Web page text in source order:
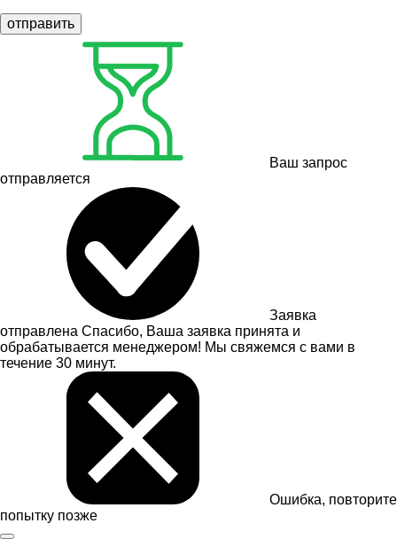
отправить
Ваш запрос
отправляется
Заявка
отправлена Спасибо, Ваша заявка принята и
обрабатывается менеджером! Мы свяжемся с вами в
течение 30 минут.
Ошибка, повторите
попытку позже